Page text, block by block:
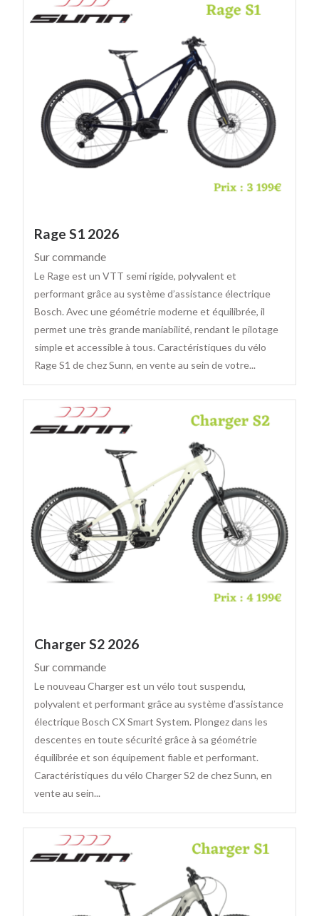
Rage S1 2026
Sur commande
Le Rage est un VTT semi rigide, polyvalent et
performant grâce au système d’assistance électrique
Bosch. Avec une géométrie moderne et équilibrée, il
permet une très grande maniabilité, rendant le pilotage
simple et accessible à tous. Caractéristiques du vélo
Rage S1 de chez Sunn, en vente au sein de votre...
Charger S2 2026
Sur commande
Le nouveau Charger est un vélo tout suspendu,
polyvalent et performant grâce au système d’assistance
électrique Bosch CX Smart System. Plongez dans les
descentes en toute sécurité grâce à sa géométrie
équilibrée et son équipement fiable et performant.
Caractéristiques du vélo Charger S2 de chez Sunn, en
vente au sein...